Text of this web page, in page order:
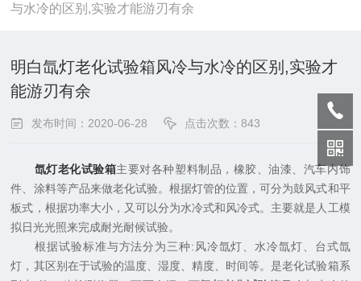
与水冷的区别,实验才能游刃有余
明白氙灯老化试验箱风冷与水冷的区别,实验才
能游刃有余
发布时间：2020-06-28 点击次数：843
氙灯老化试验箱主要对各种塑料制品，橡胶、油漆、汽车内饰
件、涂料等产品来做老化试验。根据灯管的位置，可分为鼓风式和平
板式，根据功率大小，又可以分为水冷式和风冷式。主要就是人工模
拟日光光照来完成耐光耐候试验。
根据试验标准与方法分为三种:风冷氙灯、水冷氙灯、台式氙
灯，其区别在于试验的温度、湿度、精度、时间等。是老化试验箱系